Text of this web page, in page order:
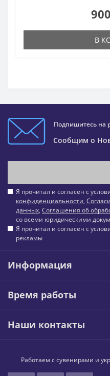
В
Подпишитесь на
Сообщим о
Я прочитал и согласен с
конфиденциальности,
данных, Соглашения об
со всеми юридическими
Я прочитал и согласен с
рекламы
Информация
Время работы
Наши контакты
Работаем с сувенирами и